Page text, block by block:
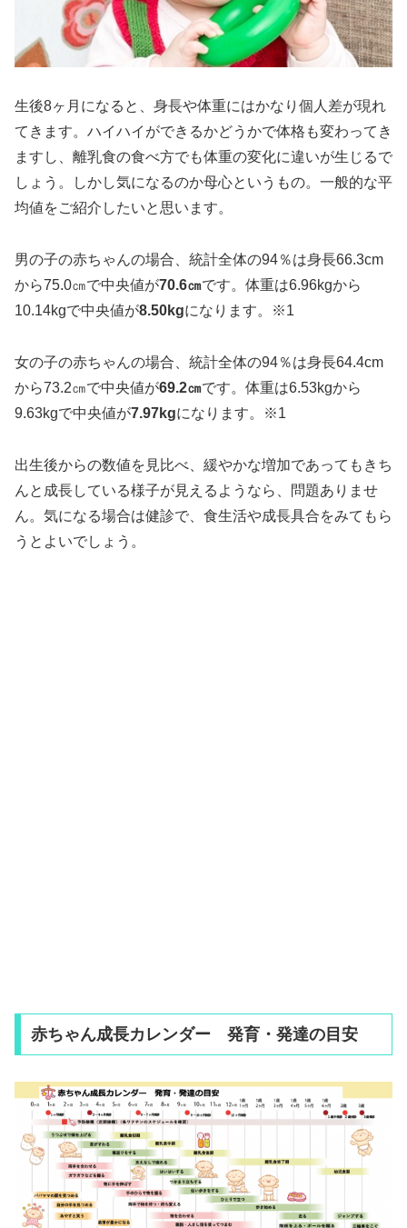
生後8ヶ月になると、身長や体重にはかなり個人差が現れ
てきます。ハイハイができるかどうかで体格も変わってき
ますし、離乳食の食べ方でも体重の変化に違いが生じるで
しょう。しかし気になるのか母心というもの。一般的な平
均値をご紹介したいと思います。
男の子の赤ちゃんの場合、統計全体の94％は身長66.3cm
から75.0㎝で中央値が70.6㎝です。体重は6.96kgから
10.14kgで中央値が8.50kgになります。※1
女の子の赤ちゃんの場合、統計全体の94％は身長64.4cm
から73.2㎝で中央値が69.2㎝です。体重は6.53kgから
9.63kgで中央値が7.97kgになります。※1
出生後からの数値を見比べ、緩やかな増加であってもきち
んと成長している様子が見えるようなら、問題ありませ
ん。気になる場合は健診で、食生活や成長具合をみてもら
うとよいでしょう。
赤ちゃん成長カレンダー 発育・発達の目安